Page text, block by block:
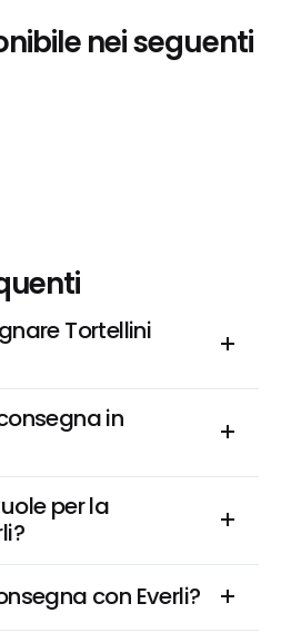
nei seguenti
Tortellini
in
per la
con Everli?